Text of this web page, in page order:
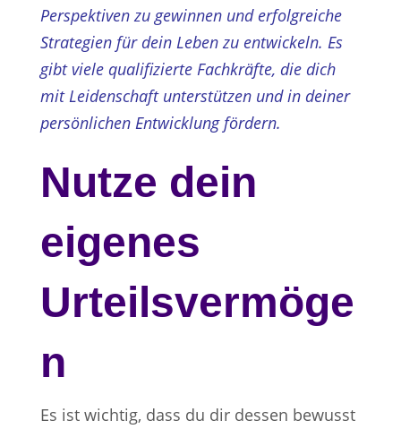
Perspektiven zu gewinnen und erfolgreiche
Strategien für dein Leben zu entwickeln. Es
gibt viele qualifizierte Fachkräfte, die dich
mit Leidenschaft unterstützen und in deiner
persönlichen Entwicklung fördern.
Nutze dein
eigenes
Urteilsvermöge
n
Es ist wichtig, dass du dir dessen bewusst